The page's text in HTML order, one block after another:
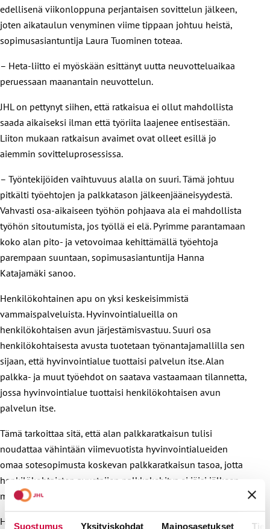
Suostumus Yksityiskohdat Mainosasetukset
edellisenä viikonloppuna perjantaisen sovittelun jälkeen,
joten aikataulun venyminen viime tippaan johtuu heistä,
sopimusasiantuntija Laura Tuominen toteaa.
– Heta-liitto ei myöskään esittänyt uutta neuvotteluaikaa
peruessaan maanantain neuvottelun.
JHL on pettynyt siihen, että ratkaisua ei ollut mahdollista
saada aikaiseksi ilman että työriita laajenee entisestään.
Liiton mukaan ratkaisun avaimet ovat olleet esillä jo
aiemmin sovitteluprosessissa.
– Työntekijöiden vaihtuvuus alalla on suuri. Tämä johtuu
pitkälti työehtojen ja palkkatason jälkeenjääneisyydestä.
Vahvasti osa-aikaiseen työhön pohjaava ala ei mahdollista
työhön sitoutumista, jos työllä ei elä. Pyrimme parantamaan
koko alan pito- ja vetovoimaa kehittämällä työehtoja
parempaan suuntaan, sopimusasiantuntija Hanna
Katajamäki sanoo.
Henkilökohtainen apu on yksi keskeisimmistä
vammaispalveluista. Hyvinvointialueilla on
henkilökohtaisen avun järjestämisvastuu. Suuri osa
henkilökohtaisesta avusta tuotetaan työnantajamallilla sen
sijaan, että hyvinvointialue tuottaisi palvelun itse. Alan
palkka- ja muut työehdot on saatava vastaamaan tilannetta,
jossa hyvinvointialue tuottaisi henkilökohtaisen avun
palvelun itse.
Tämä tarkoittaa sitä, että alan palkkaratkaisun tulisi
noudattaa vähintään viimevuotista hyvinvointialueiden
omaa sotesopimusta koskevan palkkaratkaisun tasoa, jotta
henkilökohtaisten avustajien palkkakehitys ei jäisi jälkeen
muusta sote-sektorista.
Henkilökohtaisen avustajan palkkauksen tulee ottaa